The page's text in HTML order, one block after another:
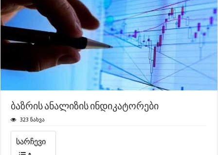
ბაზრის ანალიზის ინდიკატორები
323 ნახვა
სარჩევი